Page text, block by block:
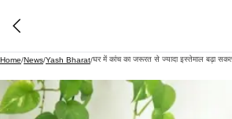
Home/News/Yash Bharat/